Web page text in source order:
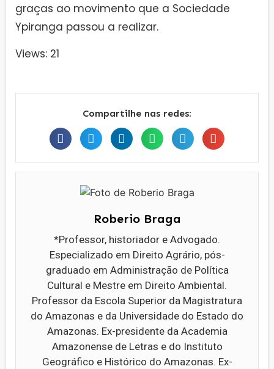
graças ao movimento que a Sociedade
Ypiranga passou a realizar.
Views: 21
Compartilhe nas redes:
Roberio Braga
*Professor, historiador e Advogado.
Especializado em Direito Agrário, pós-
graduado em Administração de Política
Cultural e Mestre em Direito Ambiental.
Professor da Escola Superior da Magistratura
do Amazonas e da Universidade do Estado do
Amazonas. Ex-presidente da Academia
Amazonense de Letras e do Instituto
Geográfico e Histórico do Amazonas. Ex-